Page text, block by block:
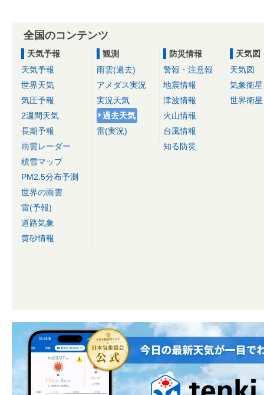
全国のコンテンツ
天気予報
天気予報
世界天気
気圧予報
2週間天気
長期予報
雨雲レーダー
積雪マップ
PM2.5分布予測
世界の雨雲
雷(予報)
道路気象
黄砂情報
観測
雨雲(過去)
アメダス実況
実況天気
過去天気
雷(実況)
防災情報
警報・注意報
地震情報
津波情報
火山情報
台風情報
知る防災
天気図
天気図
気象衛星
世界衛星